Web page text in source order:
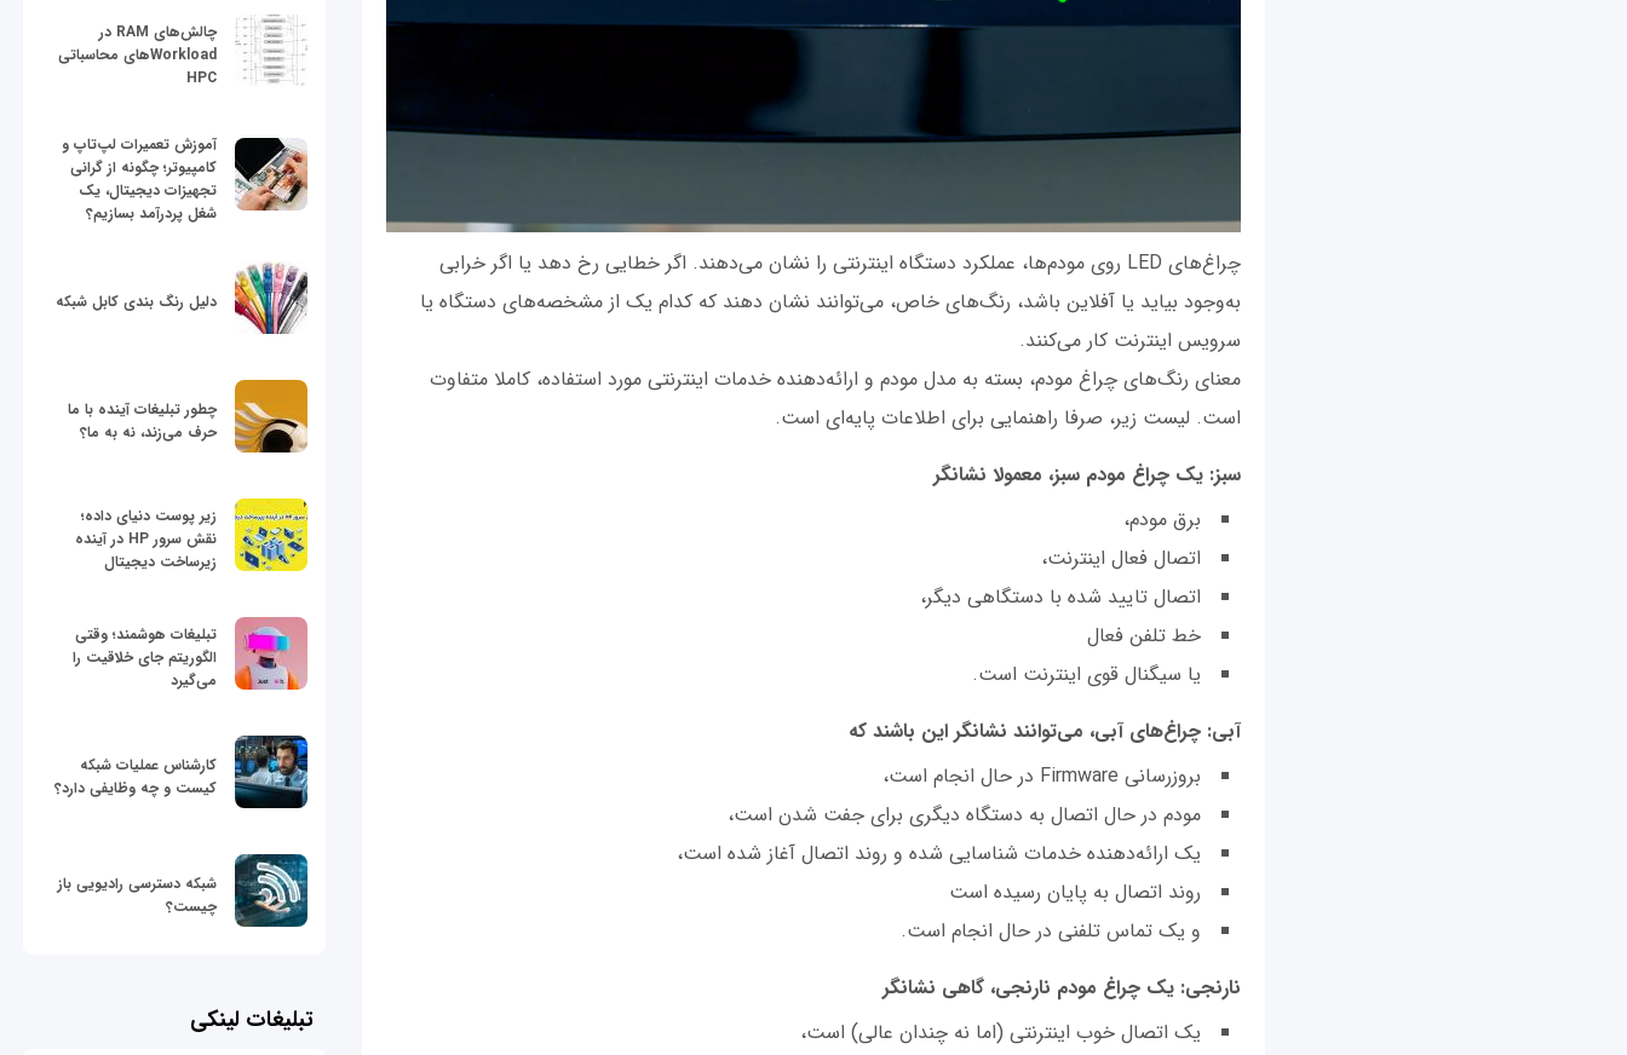
چراغ‌های LED روی مودم‌ها، عملکرد دستگاه اینترنتی را نشان می‌دهند. اگر خطایی رخ دهد یا اگر خرابی
به‌وجود بیاید یا آفلاین باشد، رنگ‌های خاص، می‌توانند نشان دهند که کدام یک از مشخصه‌های دستگاه یا
سرویس اینترنت کار می‌کنند.
معنای رنگ‌های چراغ مودم، بسته به مدل مودم و ارائه‌دهنده خدمات اینترنتی مورد استفاده، کاملا متفاوت
است. لیست زیر، صرفا راهنمایی برای اطلاعات پایه‌ای است.
سبز: یک چراغ مودم سبز، معمولا نشانگر
برق مودم،
اتصال فعال اینترنت،
اتصال تایید شده با دستگاهی دیگر،
خط تلفن فعال
یا سیگنال قوی اینترنت است.
آبی: چراغ‌های آبی، می‌توانند نشانگر این باشند که
بروزرسانی Firmware در حال انجام است،
مودم در حال اتصال به دستگاه دیگری برای جفت شدن است،
یک ارائه‌دهنده خدمات شناسایی شده و روند اتصال آغاز شده است،
روند اتصال به پایان رسیده است
و یک تماس تلفنی در حال انجام است.
نارنجی: یک چراغ مودم نارنجی، گاهی نشانگر
یک اتصال خوب اینترنتی (اما نه چندان عالی) است،
چالش‌های RAM در
Workloadهای محاسباتی
HPC
آموزش تعمیرات لپ‌تاپ و
کامپیوتر؛ چگونه از گرانی
تجهیزات دیجیتال، یک
شغل پردرآمد بسازیم؟
دلیل رنگ بندی کابل شبکه
چطور تبلیغات آینده با ما
حرف می‌زند، نه به ما؟
زیر پوست دنیای داده؛
نقش سرور HP در آینده
زیرساخت دیجیتال
تبلیغات هوشمند؛ وقتی
الگوریتم جای خلاقیت را
می‌گیرد
کارشناس عملیات شبکه
کیست و چه وظایفی دارد؟
شبکه دسترسی رادیویی باز
چیست؟
تبلیغات لینکی